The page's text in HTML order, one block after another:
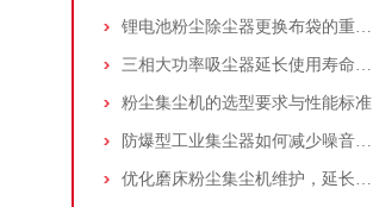
锂电池粉尘除尘器更换布袋的重要性与方法
三相大功率吸尘器延长使用寿命的建议
粉尘集尘机的选型要求与性能标准
防爆型工业集尘器如何减少噪音?三个方法轻松解决
优化磨床粉尘集尘机维护，延长设备寿命